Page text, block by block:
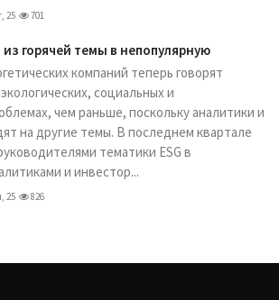
25 701
из горячей темы в непопулярную
компаний теперь говорят
социальных и
чем раньше, поскольку аналитики и
на другие темы. В последнем квартале
тематики ESG в
и инвестор...
25 826